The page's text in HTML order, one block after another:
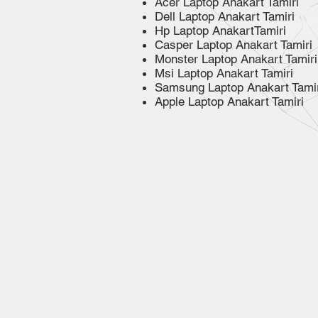
Dell Laptop Anakart Tamiri
Hp Laptop AnakartTamiri
Casper Laptop Anakart Tamiri
Monster Laptop Anakart Tamiri
Msi Laptop Anakart Tamiri
Samsung Laptop Anakart
Apple Laptop Anakart Tamiri